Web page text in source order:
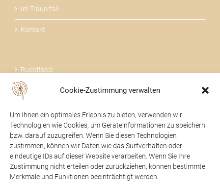
Cookie-Zustimmung verwalten
Um Ihnen ein optimales Erlebnis zu bieten, verwenden wir
Technologien wie Cookies, um Geräteinformationen zu speichern
bzw. darauf zuzugreifen. Wenn Sie diesen Technologien
zustimmen, können wir Daten wie das Surfverhalten oder
eindeutige IDs auf dieser Website verarbeiten. Wenn Sie Ihre
Zustimmung nicht erteilen oder zurückziehen, können bestimmte
Merkmale und Funktionen beeinträchtigt werden.
Im Trauerfall
Kontakt
Rudolfsaal
Über uns
24 STUNDEN FÜR SIE DA
07475 / 52104